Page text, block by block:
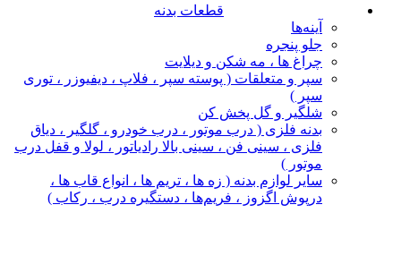
قطعات بدنه
آینه‌ها
جلو پنجره
چراغ‌ ها ، مه‌ شکن و دیلایت
سپر و متعلقات ( پوسته سپر ، فلاپ ، دیفیوزر ، توری
سپر )
شلگیر و گل‌ پخش‌ کن
بدنه فلزی ( درب موتور ، درب خودرو ، گلگیر ، دیاق
فلزی ، سینی فن ، سینی بالا رادیاتور ، لولا و قفل درب
موتور )
سایر لوازم بدنه ( زه ها ، تریم ها ، انواع قاب ها ،
درپوش اگزوز ، فریم‌ها ، دستگیره درب ، رکاب )